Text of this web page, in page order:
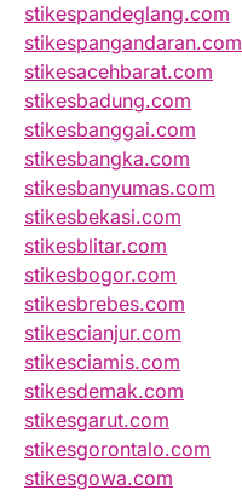
stikespandeglang.com
stikespangandaran.com
stikesacehbarat.com
stikesbadung.com
stikesbanggai.com
stikesbangka.com
stikesbanyumas.com
stikesbekasi.com
stikesblitar.com
stikesbogor.com
stikesbrebes.com
stikescianjur.com
stikesciamis.com
stikesdemak.com
stikesgarut.com
stikesgorontalo.com
stikesgowa.com